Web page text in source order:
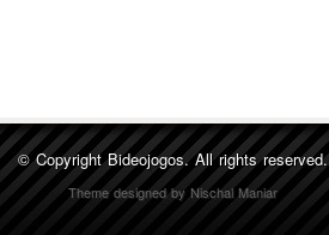
© CopyrightBideojogos. All rights reserved.
Theme designed byNischal Maniar